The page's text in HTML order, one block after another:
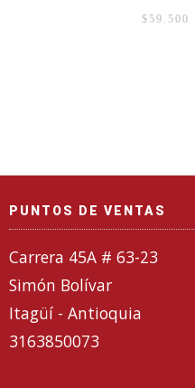
$ 59.500
PUNTOS DE VENTAS
Carrera 45A # 63-23
Simón Bolívar
Itagüí - Antioquia
3163850073